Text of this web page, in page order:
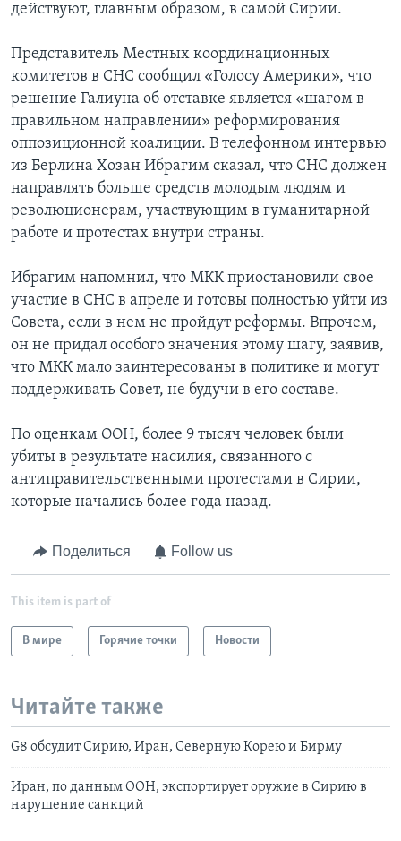
действуют, главным образом, в самой Сирии.
Представитель Местных координационных
комитетов в СНС сообщил «Голосу Америки», что
решение Галиуна об отставке является «шагом в
правильном направлении» реформирования
оппозиционной коалиции. В телефонном интервью
из Берлина Хозан Ибрагим сказал, что СНС должен
направлять больше средств молодым людям и
революционерам, участвующим в гуманитарной
работе и протестах внутри страны.
Ибрагим напомнил, что МКК приостановили свое
участие в СНС в апреле и готовы полностью уйти из
Совета, если в нем не пройдут реформы. Впрочем,
он не придал особого значения этому шагу, заявив,
что МКК мало заинтересованы в политике и могут
поддерживать Совет, не будучи в его составе.
По оценкам ООН, более 9 тысяч человек были
убиты в результате насилия, связанного с
антиправительственными протестами в Сирии,
которые начались более года назад.
Поделиться Follow us
This item is part of
В мире Горячие точки Новости
Читайте также
G8 обсудит Сирию, Иран, Северную Корею и Бирму
Иран, по данным ООН, экспортирует оружие в Сирию в
нарушение санкций